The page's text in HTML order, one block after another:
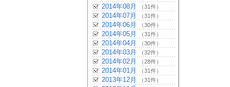
2014年08月 （31件）
2014年07月 （31件）
2014年06月 （30件）
2014年05月 （31件）
2014年04月 （30件）
2014年03月 （32件）
2014年02月 （28件）
2014年01月 （31件）
2013年12月 （31件）